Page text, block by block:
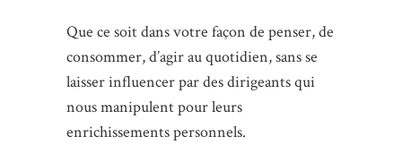
Que ce soit dans votre façon de penser, de
consommer, d’agir au quotidien, sans se
laisser influencer par des dirigeants qui
nous manipulent pour leurs
enrichissements personnels.